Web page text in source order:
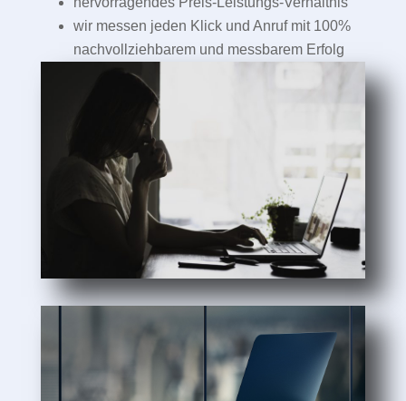
wir messen jeden Klick und Anruf mit 100%
nachvollziehbarem und messbarem Erfolg